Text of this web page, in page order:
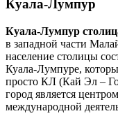
Куала-Лумпур
Куала-Лумпур
в западной части
население столицы
Куала-Лумпуре,
просто КЛ (Кай Эл –
город является
международной